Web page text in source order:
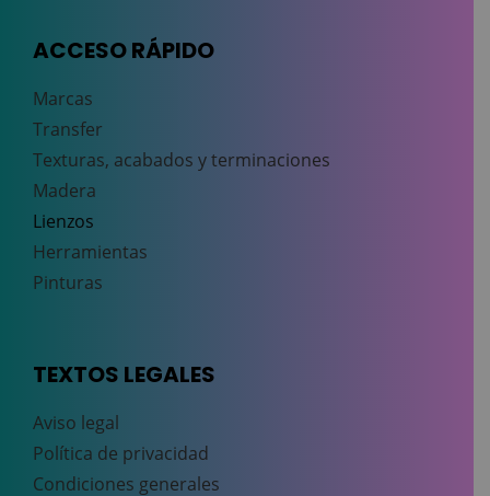
ACCESO RÁPIDO
Marcas
Transfer
Texturas, acabados y terminaciones
Madera
Lienzos
Herramientas
Pinturas
TEXTOS LEGALES
Aviso legal
Política de privacidad
Condiciones generales